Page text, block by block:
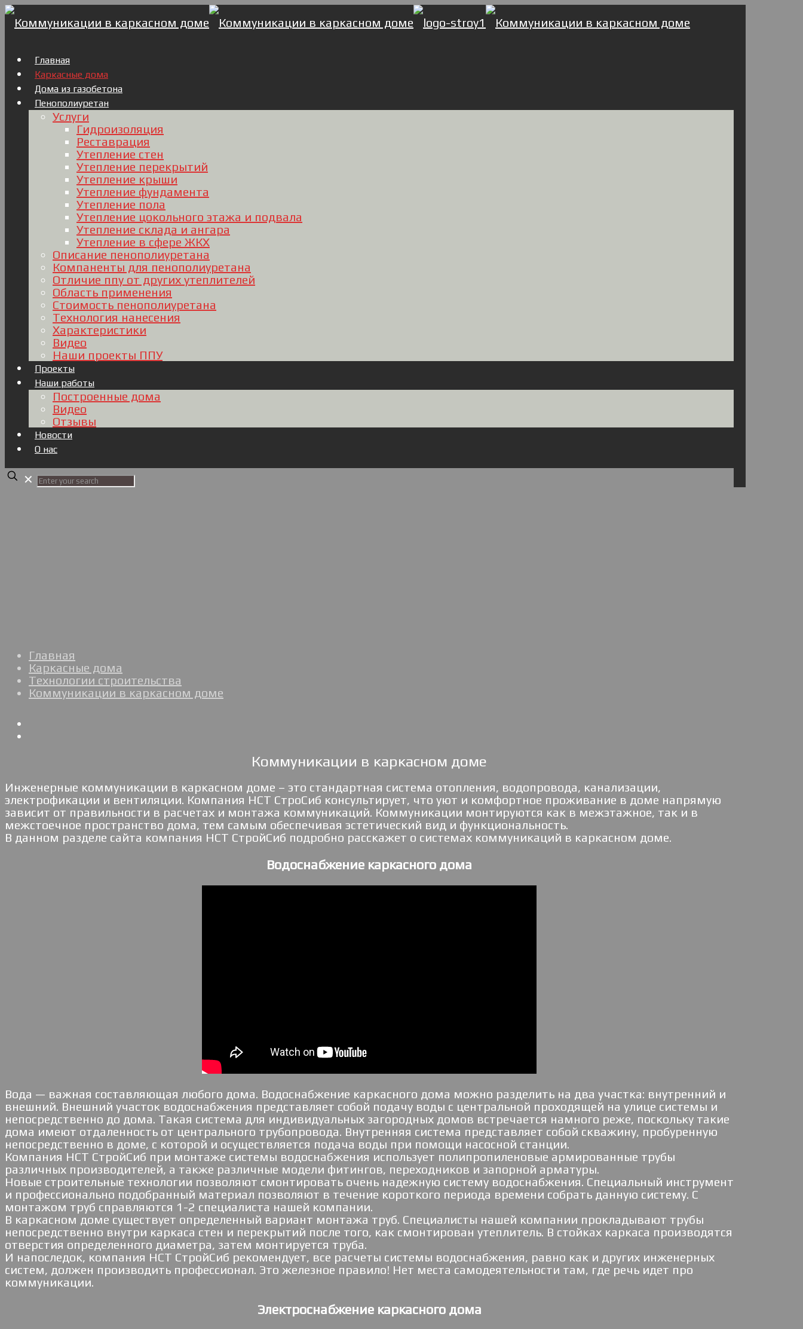
Главная
Каркасные дома
Дома из газобетона
Пенополиуретан
Услуги
Гидроизоляция
Реставрация
Утепление стен
Утепление перекрытий
Утепление крыши
Утепление фундамента
Утепление пола
Утепление цокольного этажа и подвала
Утепление склада и ангара
Утепление в сфере ЖКХ
Описание пенополиуретана
Компаненты для пенополиуретана
Отличие ппу от других утеплителей
Область применения
Стоимость пенополиуретана
Технология нанесения
Характеристики
Видео
Наши проекты ППУ
Проекты
Наши работы
Построенные дома
Видео
Отзывы
Новости
О нас
✕
Главная
Каркасные дома
Технологии строительства
Коммуникации в каркасном доме
Коммуникации в каркасном доме
Инженерные коммуникации в каркасном доме – это стандартная система отопления, водопровода, канализации,
электрофикации и вентиляции. Компания НСТ СтроСиб консультирует, что уют и комфортное проживание в доме напрямую
зависит от правильности в расчетах и монтажа коммуникаций. Коммуникации монтируются как в межэтажное, так и в
межстоечное пространство дома, тем самым обеспечивая эстетический вид и функциональность.
В данном разделе сайта компания НСТ СтройСиб подробно расскажет о системах коммуникаций в каркасном доме.
Водоснабжение каркасного дома
Вода — важная составляющая любого дома. Водоснабжение каркасного дома можно разделить на два участка: внутренний и
внешний. Внешний участок водоснабжения представляет собой подачу воды с центральной проходящей на улице системы и
непосредственно до дома. Такая система для индивидуальных загородных домов встречается намного реже, поскольку такие
дома имеют отдаленность от центрального трубопровода. Внутренняя система представляет собой скважину, пробуренную
непосредственно в доме, с которой и осуществляется подача воды при помощи насосной станции.
Компания НСТ СтройСиб при монтаже системы водоснабжения использует полипропиленовые армированные трубы
различных производителей, а также различные модели фитингов, переходников и запорной арматуры.
Новые строительные технологии позволяют смонтировать очень надежную систему водоснабжения. Специальный инструмент
и профессионально подобранный материал позволяют в течение короткого периода времени собрать данную систему. С
монтажом труб справляются 1-2 специалиста нашей компании.
В каркасном доме существует определенный вариант монтажа труб. Специалисты нашей компании прокладывают трубы
непосредственно внутри каркаса стен и перекрытий после того, как смонтирован утеплитель. В стойках каркаса производятся
отверстия определенного диаметра, затем монтируется труба.
И напоследок, компания НСТ СтройСиб рекомендует, все расчеты системы водоснабжения, равно как и других инженерных
систем, должен производить профессионал. Это железное правило! Нет места самодеятельности там, где речь идет про
коммуникации.
Электроснабжение каркасного дома